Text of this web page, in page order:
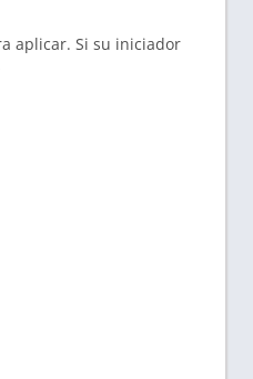
aplicar. Si su iniciador